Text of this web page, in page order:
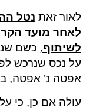
לאור זאת נטל
לאחר מועד
לשיתוף, כשם
אפטה נ’ אפטה, בעמ’
עולה אם כן, כי